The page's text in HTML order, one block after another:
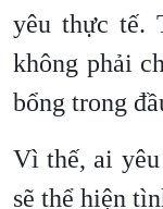
yêu thực tế.
không phải
bổng trong
Vì thế, ai
sẽ thể hiện